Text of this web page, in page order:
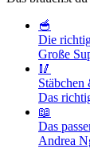
🥣
Die
Große
🥢
Das
📖
Das
Andrea